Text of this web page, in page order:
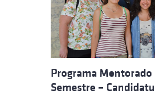
Programa Mentorado
Semestre –